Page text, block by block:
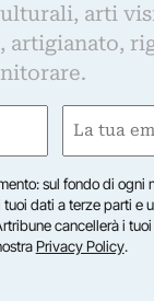
arti
artigianato,
Email
sul fondo di ogni
dati a terze parti e
cancellerà i
Privacy Policy.